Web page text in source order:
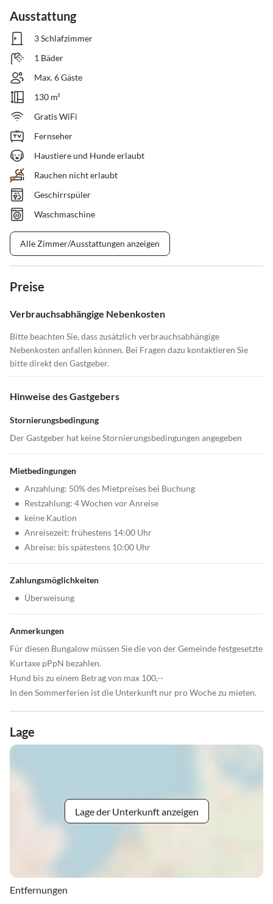
Ausstattung
3 Schlafzimmer
1 Bäder
Max. 6 Gäste
130 m²
Gratis WiFi
Fernseher
Haustiere und Hunde erlaubt
Rauchen nicht erlaubt
Geschirrspüler
Waschmaschine
Alle Zimmer/Ausstattungen anzeigen
Preise
Verbrauchsabhängige Nebenkosten
Bitte beachten Sie, dass zusätzlich verbrauchsabhängige
Nebenkosten anfallen können. Bei Fragen dazu kontaktieren Sie
bitte direkt den Gastgeber.
Hinweise des Gastgebers
Stornierungsbedingung
Der Gastgeber hat keine Stornierungsbedingungen angegeben
Mietbedingungen
• Anzahlung: 50% des Mietpreises bei Buchung
• Restzahlung: 4 Wochen vor Anreise
• keine Kaution
• Anreisezeit: frühestens 14:00 Uhr
• Abreise: bis spätestens 10:00 Uhr
Zahlungsmöglichkeiten
• Überweisung
Anmerkungen
Für diesen Bungalow müssen Sie die von der Gemeinde festgesetzte
Kurtaxe pPpN bezahlen.
Hund bis zu einem Betrag von max 100,--
In den Sommerferien ist die Unterkunft nur pro Woche zu mieten.
Lage
Lage der Unterkunft anzeigen
Entfernungen